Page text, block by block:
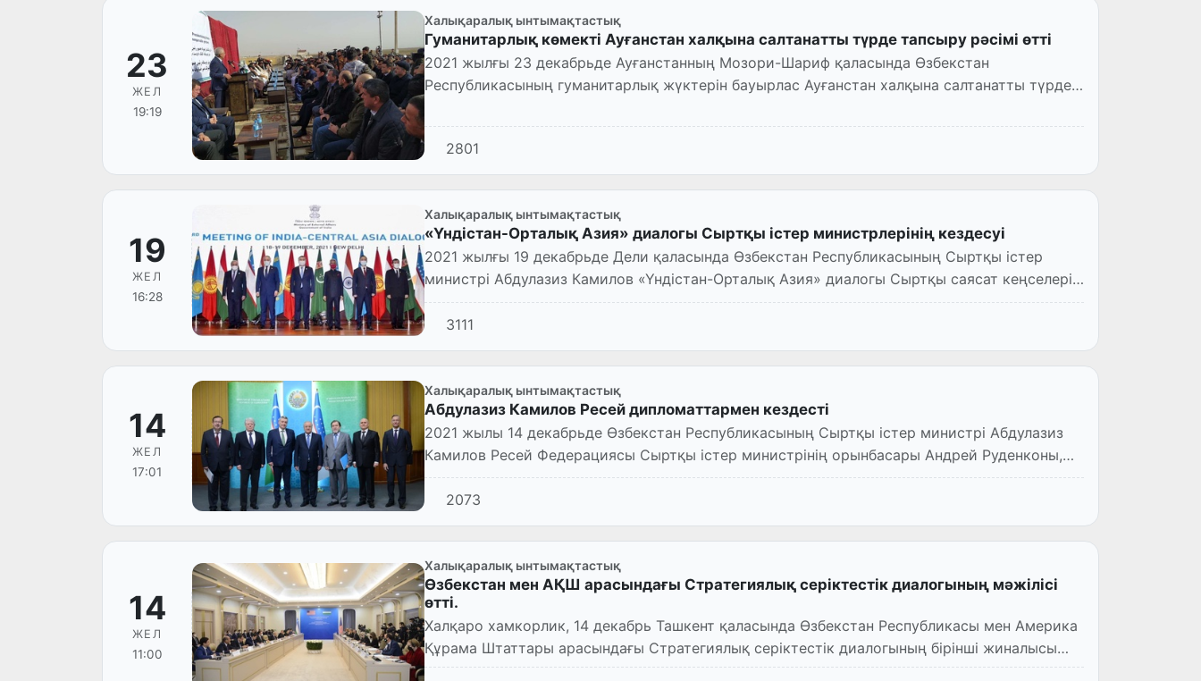
23
ЖЕЛ
19:19
Халықаралық ынтымақтастық
Гуманитарлық көмекті Ауғанстан халқына салтанатты түрде тапсыру рәсімі өтті
2021 жылғы 23 декабрьде Ауғанстанның Мозори-Шариф қаласында Өзбекстан
Республикасының гуманитарлық жүктерін бауырлас Ауғанстан халқына салтанатты түрде
2801
19
ЖЕЛ
16:28
Халықаралық ынтымақтастық
«Үндістан-Орталық Азия» диалогы Сыртқы істер министрлерінің кездесуі
2021 жылғы 19 декабрьде Дели қаласында Өзбекстан Республикасының Сыртқы істер
министрі Абдулазиз Камилов «Үндістан-Орталық Азия» диалогы Сыртқы саясат кеңселері
басшыларының үшінш...
3111
14
ЖЕЛ
17:01
Халықаралық ынтымақтастық
Абдулазиз Камилов Ресей дипломаттармен кездесті
2021 жылы 14 декабрьде Өзбекстан Республикасының Сыртқы істер министрі Абдулазиз
Камилов Ресей Федерациясы Сыртқы істер министрінің орынбасары Андрей Руденконы,
сондай-ақ Ресейді...
2073
14
ЖЕЛ
11:00
Халықаралық ынтымақтастық
Өзбекстан мен АҚШ арасындағы Стратегиялық серіктестік диалогының мәжілісі
өтті.
Халқаро хамкорлик, 14 декабрь Ташкент қаласында Өзбекстан Республикасы мен Америка
Құрама Штаттары арасындағы Стратегиялық серіктестік диалогының бірінші жиналысы
өтті.